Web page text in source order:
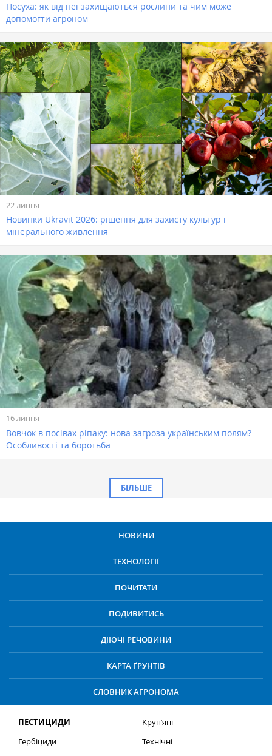
Посуха: як від неї захищаються рослини та чим може
допомогти агроном
22 липня
Новинки Ukravit 2026: рішення для захисту культур і
мінерального живлення
16 липня
Вовчок в посівах ріпаку: нова загроза українським полям?
Особливості та боротьба
БІЛЬШЕ
НОВИНИ
ТЕХНОЛОГІЇ
ПОЧИТАТИ
ПОДИВИТИСЬ
ДІЮЧІ РЕЧОВИНИ
КАРТА ҐРУНТІВ
СЛОВНИК АГРОНОМА
ПЕСТИЦИДИ
Гербіциди
Круп’яні
Технічні